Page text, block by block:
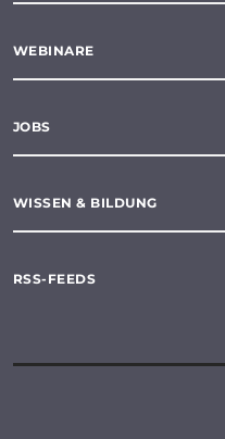
WEBINARE
JOBS
WISSEN & BILDUNG
RSS-FEEDS